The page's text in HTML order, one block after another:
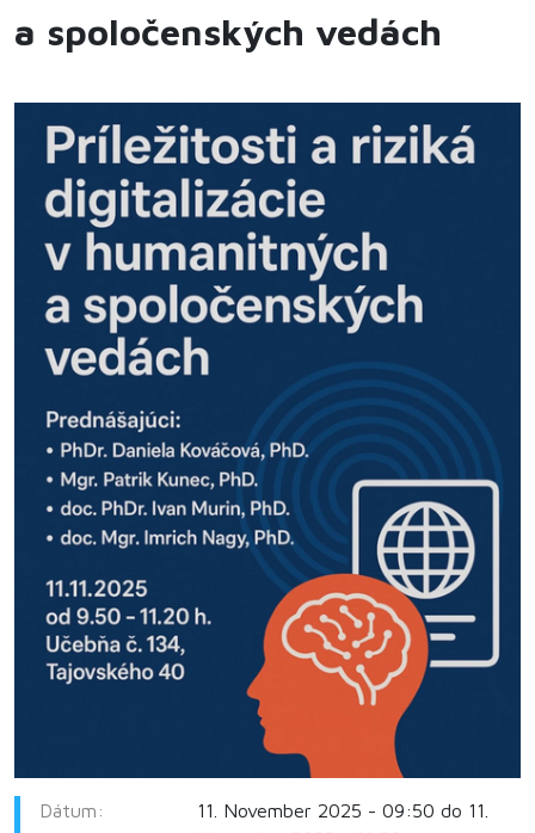
a spoločenských vedách
Dátum:
11. November 2025 - 09:50 do 11.